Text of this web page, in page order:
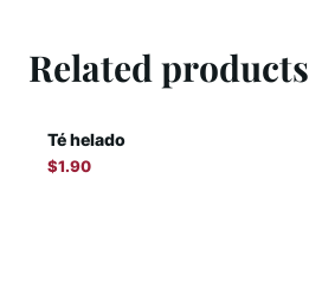
Related products
Té helado
$1.90